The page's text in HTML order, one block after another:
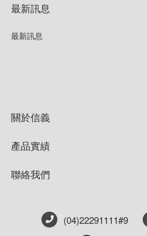
最新訊息
最新訊息
關於信義
產品實績
聯絡我們
(04)22291111#9